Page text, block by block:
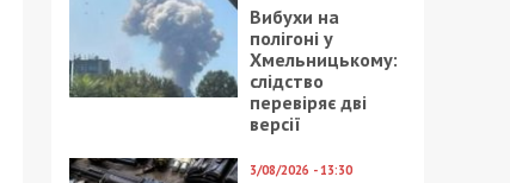
Вибухи на
полігоні у
Хмельницькому:
слідство
перевіряє дві
версії
3/08/2026 - 13:30